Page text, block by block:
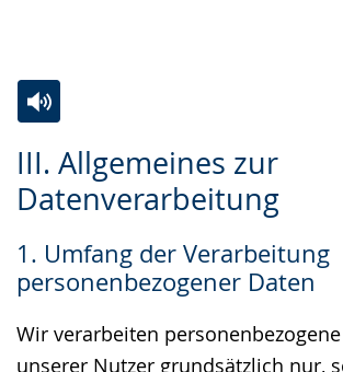
III. Allgemeines zur
Datenverarbeitung
1. Umfang der Verarbeitung
personenbezogener Daten
Wir verarbeiten
unserer Nutzer grundsätzlich nur,
Leichten
Sprache
Audio-
Unterstützung.
Video
in
Gebärdensprache
wird
angezeigt.